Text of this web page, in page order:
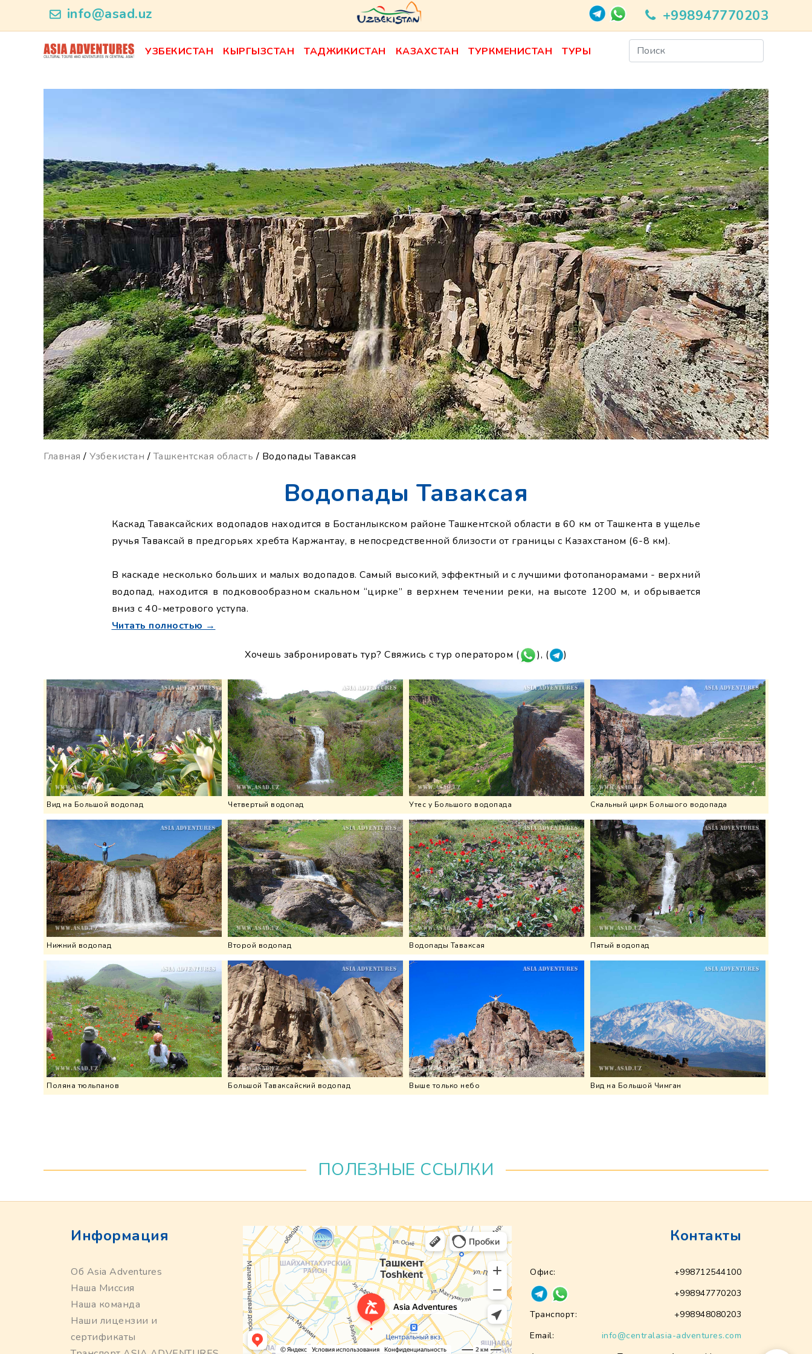
info@asad.uz +998947770203
УЗБЕКИСТАН КЫРГЫЗСТАН ТАДЖИКИСТАН КАЗАХСТАН ТУРКМЕНИСТАН ТУРЫ
Главная / Узбекистан /Ташкентская область / Водопады Таваксая
Водопады Таваксая
Каскад Таваксайских водопадов находится в Бостанлыкском районе Ташкентской области в 60 км от Ташкента в ущелье
ручья Таваксай в предгорьях хребта Каржантау, в непосредственной близости от границы с Казахстаном (6-8 км).
В каскаде несколько больших и малых водопадов. Самый высокий, эффектный и с лучшими фотопанорамами - верхний
водопад, находится в подковообразном скальном “цирке” в верхнем течении реки, на высоте 1200 м, и обрывается
вниз с 40-метрового уступа.
Читать полностью →
Хочешь забронировать тур? Свяжись с тур оператором ( ), ( )
Вид на Большой водопад Четвертый водопад Утес у Большого водопада Скальный цирк Большого водопада
Нижний водопад Второй водопад Водопады Таваксая Пятый водопад
Поляна тюльпанов Большой Таваксайский водопад Выше только небо Вид на Большой Чимган
ПОЛЕЗНЫЕ ССЫЛКИ
Информация
Об Asia Adventures
Наша Миссия
Наша команда
Наши лицензии и
сертификаты
Контакты
Офис:
+998712544100
+998947770203
Транспорт:
+998948080203
Email:
info@centralasia-adventures.com